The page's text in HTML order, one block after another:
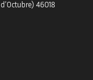
46018